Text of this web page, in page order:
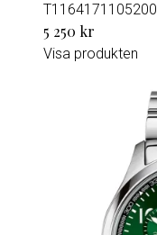
T1164171105200
5 250 kr
Visa produkten